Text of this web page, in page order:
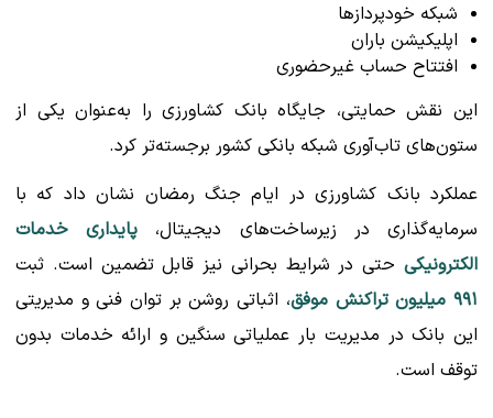
شبکه خودپردازها
اپلیکیشن باران
افتتاح حساب غیرحضوری
این نقش حمایتی، جایگاه بانک کشاورزی را به‌عنوان یکی از
ستون‌های تاب‌آوری شبکه بانکی کشور برجسته‌تر کرد.
عملکرد بانک کشاورزی در ایام جنگ رمضان نشان داد که با
سرمایه‌گذاری در زیرساخت‌های دیجیتال، پایداری خدمات
الکترونیکی حتی در شرایط بحرانی نیز قابل تضمین است. ثبت
۹۹۱ میلیون تراکنش موفق
، اثباتی روشن بر توان فنی و مدیریتی
این بانک در مدیریت بار عملیاتی سنگین و ارائه خدمات بدون
توقف است.